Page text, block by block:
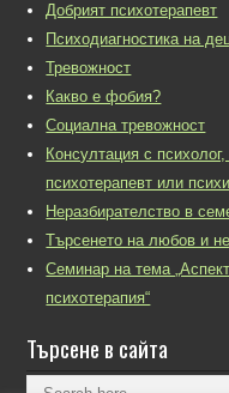
Добрият психотерапевт
Психодиагностика на
Тревожност
Какво е фобия?
Социална тревожност
Консултация с
психотерапевт или
Неразбирателство в
Търсенето на любов и
Семинар на тема
психотерапия“
Търсене в сайта